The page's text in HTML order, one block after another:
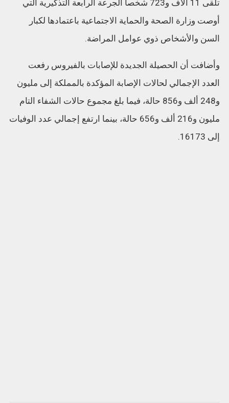
تلقى 11 آلاف و723 شخصا الجرعة الرابعة التذكيرية التي
أوصت وزارة الصحة والحماية الاجتماعية باعتمادها لكبار
السن والأشخاص ذوي عوامل المراضة.
وأضافت أن الحصيلة الجديدة للإصابات بالفيروس رفعت
العدد الإجمالي لحالات الإصابة المؤكدة بالمملكة إلى مليون
و248 ألف و856 حالة، فيما بلغ مجموع حالات الشفاء التام
مليون و216 ألف و656 حالة، بينما ارتفع إجمالي عدد الوفيات
إلى 16173.